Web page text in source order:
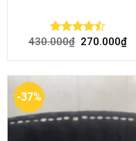
Rated
430.000₫ 270.000₫
-37%